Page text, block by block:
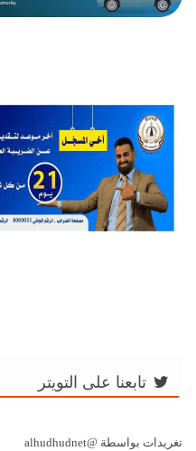
تابعنا على التويتر
تغريدات بواسطة @alhudhudnet